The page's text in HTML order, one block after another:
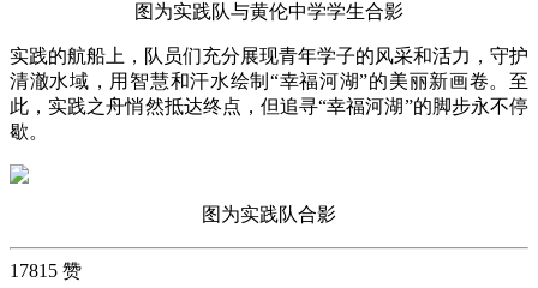
图为实践队与黄伦中学学生合影
实践的航船上，队员们充分展现青年学子的风采和活力，守护
清澈水域，用智慧和汗水绘制“幸福河湖”的美丽新画卷。至
此，实践之舟悄然抵达终点，但追寻“幸福河湖”的脚步永不停
歇。
图为实践队合影
17815 赞